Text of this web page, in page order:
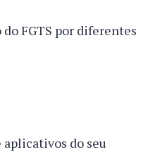
FGTS por diferentes
aplicativos do seu